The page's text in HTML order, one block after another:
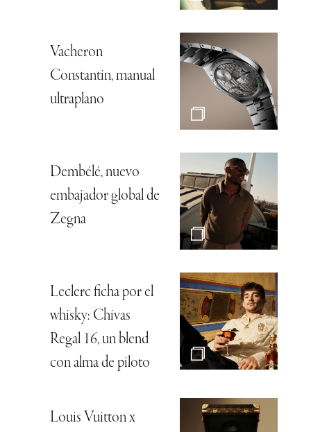
Vacheron
Constantin, manual
ultraplano
Dembélé, nuevo
embajador global de
Zegna
Leclerc ficha por el
whisky: Chivas
Regal 16, un blend
con alma de piloto
Louis Vuitton x